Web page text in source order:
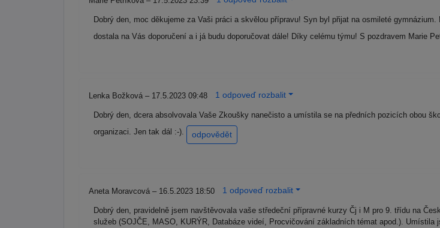
Dobrý den, moc děkujeme za Vaši práci a skvělou přípravu! Syn byl přijat na osmileté
dostala na Vás doporučení a i já budu doporučovat dále! Díky celému týmu! S pozdravem Marie
Lenka Božková – 17.5.2023 09:48 1 odpoveď rozbalit
Dobrý den, dcera absolvovala Vaše Zkoušky nanečisto a umístila se na předních pozicích obou
organizaci. Jen tak dál :-).
odpovědět
Aneta Moravcová – 16.5.2023 18:50 1 odpoveď rozbalit
Dobrý den, pravidelně jsem navštěvovala vaše středeční přípravné kurzy Čj i M pro 9. třídu na
služeb (SOJČE, MASO, KURÝR, Databáze videí, Procvičování základních témat apod.).